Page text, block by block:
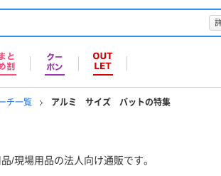
チ一覧 アルミ サイズ バットの特集
/現場用品の法人向け通販です。